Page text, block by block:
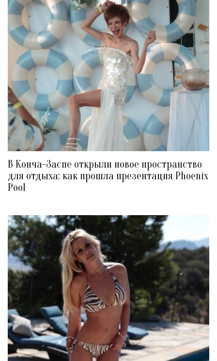
В Конча-Заспе открыли новое пространство
для отдыха: как прошла презентация Phoenix
Pool